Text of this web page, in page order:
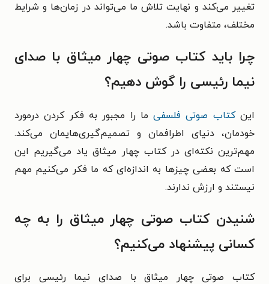
تغییر می‌کند و نهایت تلاش ما می‌تواند در زمان‌ها و شرایط
مختلف، متفاوت باشد.
چرا باید کتاب صوتی چهار میثاق با صدای
نیما رئیسی را گوش دهیم؟
اینکتاب صوتی فلسفیما را مجبور به فکر کردن درمورد
خودمان، دنیای اطرافمان و تصمیم‌گیری‌هایمان می‌کند.
مهم‌ترین نکته‌ای در کتاب چهار میثاق یاد می‌گیریم این
است که بعضی چیزها به اندازه‌ای که ما فکر می‌کنیم مهم
نیستند و ارزش ندارند.
شنیدن کتاب صوتی چهار میثاق را به چه
کسانی پیشنهاد می‌کنیم؟
کتاب صوتی چهار میثاق با صدای نیما رئیسی برای